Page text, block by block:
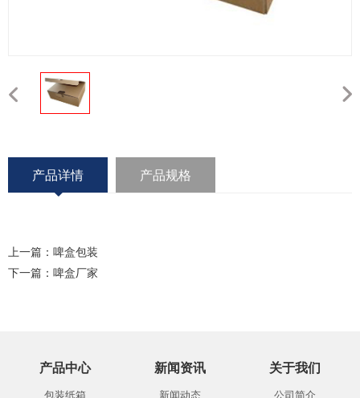
产品详情 产品规格
上一篇： 啤盒包装
下一篇： 啤盒厂家
产品中心
包装纸箱
新闻资讯
新闻动态
关于我们
公司简介